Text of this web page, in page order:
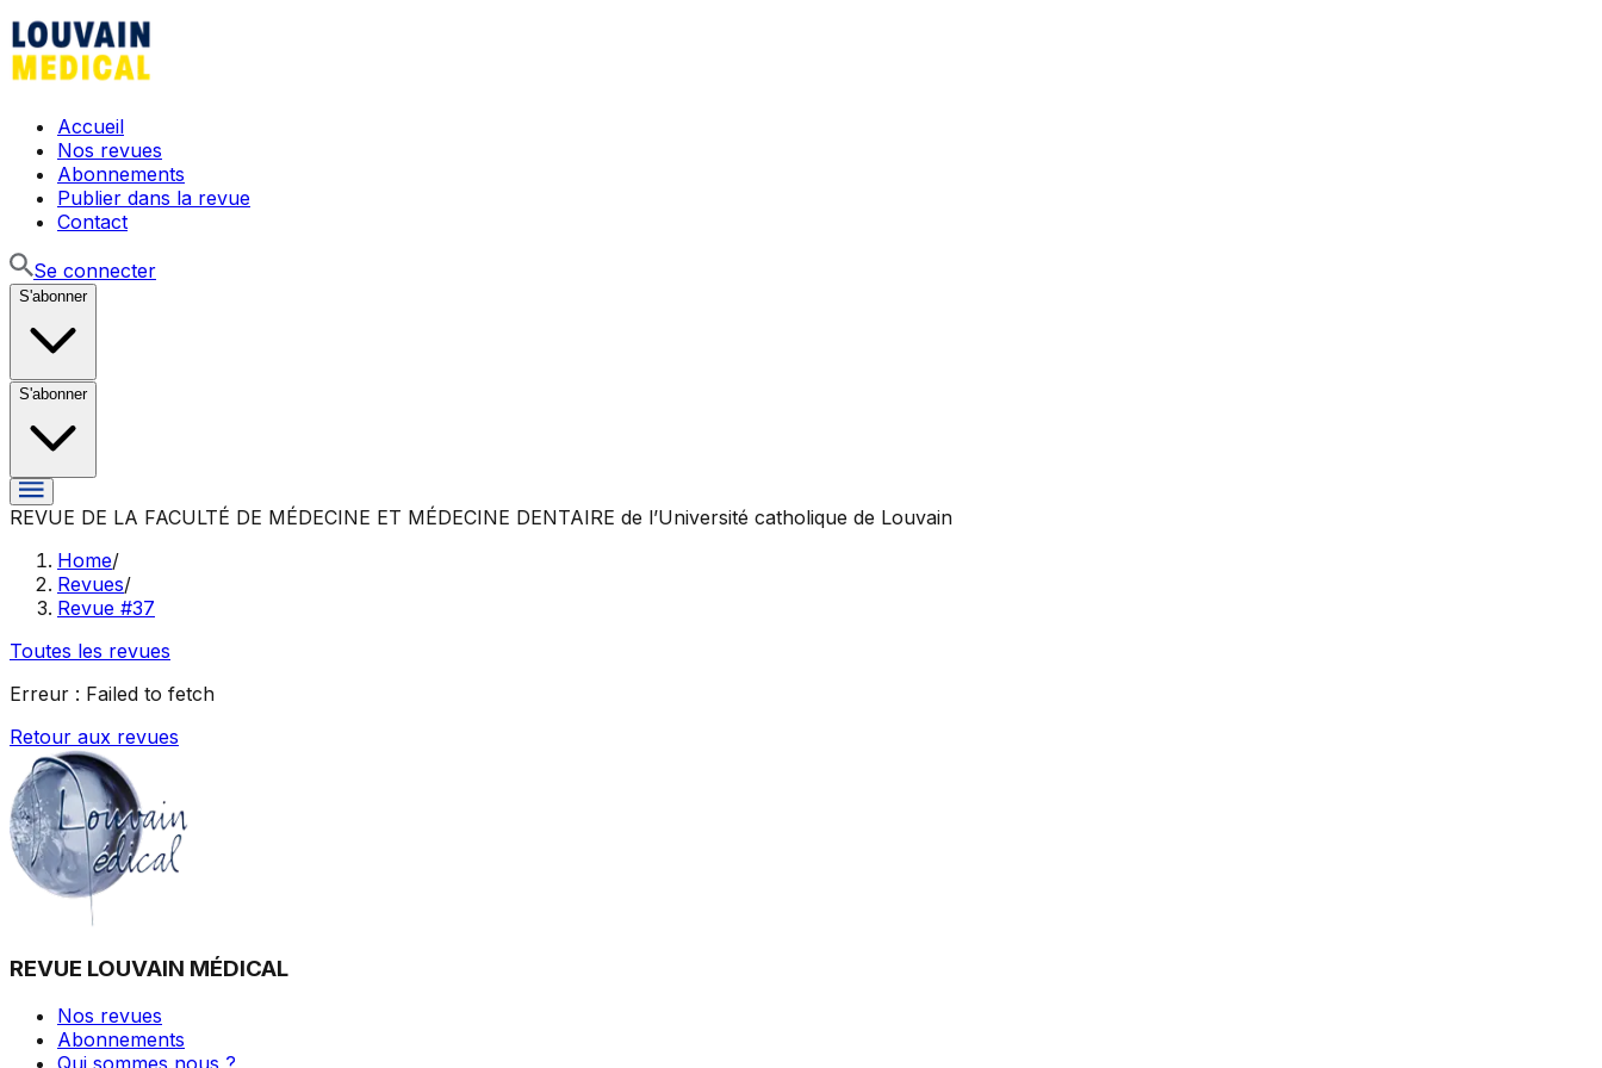
Accueil
Nos revues
Abonnements
Publier dans la revue
Contact
Se connecter
S'abonner
S'abonner
REVUE DE LA FACULTÉ DE MÉDECINE ET MÉDECINE DENTAIRE de l’Université catholique de Louvain
Home/
Revues/
Revue #37
Toutes les revues
Erreur : Failed to fetch
Retour aux revues
REVUE LOUVAIN MÉDICAL
Nos revues
Abonnements